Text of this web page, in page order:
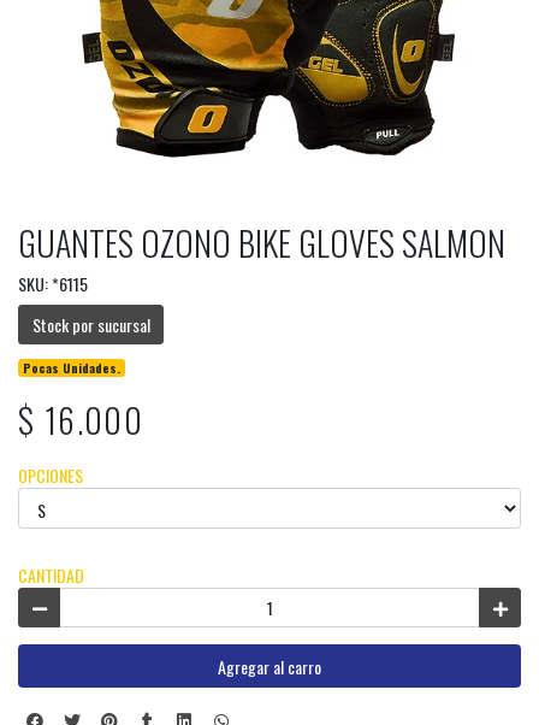
GUANTES OZONO BIKE GLOVES SALMON
SKU: *6115
Stock por sucursal
Pocas Unidades.
$ 16.000
OPCIONES
CANTIDAD
Agregar al carro